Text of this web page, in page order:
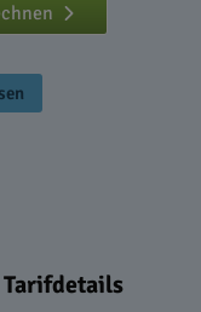
Tarifdetails